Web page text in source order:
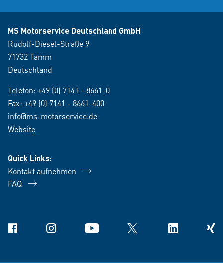
MS Motorservice Deutschland GmbH
Rudolf-Diesel-Straße 9
71732 Tamm
Deutschland
Telefon: +49 (0) 7141 - 8661-0
Fax: +49 (0) 7141 - 8661-400
info@ms-motorservice.de
Website
Quick Links:
Kontakt aufnehmen
FAQ
Facebook Instagram YouTube X Linkedin Xing